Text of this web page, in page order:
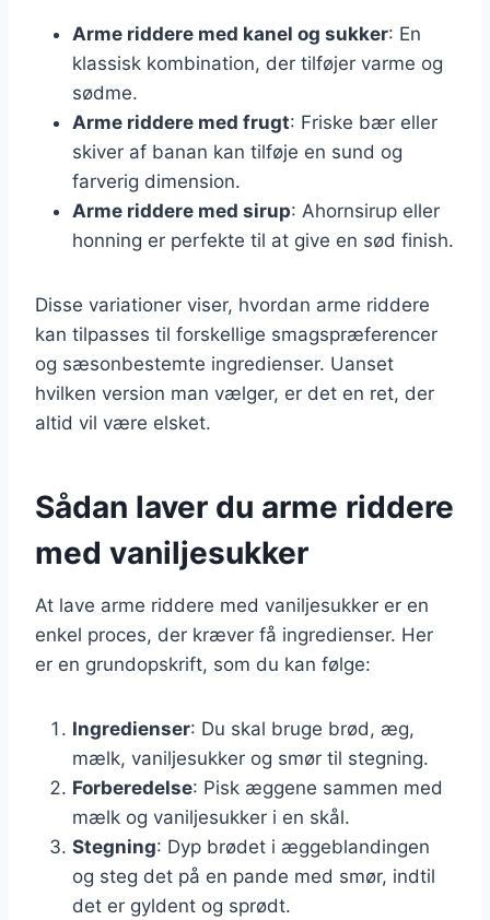
Arme riddere med kanel og sukker: En
klassisk kombination, der tilføjer varme og
sødme.
Arme riddere med frugt: Friske bær eller
skiver af banan kan tilføje en sund og
farverig dimension.
Arme riddere med sirup: Ahornsirup eller
honning er perfekte til at give en sød finish.
Disse variationer viser, hvordan arme riddere
kan tilpasses til forskellige smagspræferencer
og sæsonbestemte ingredienser. Uanset
hvilken version man vælger, er det en ret, der
altid vil være elsket.
Sådan laver du arme riddere
med vaniljesukker
At lave arme riddere med vaniljesukker er en
enkel proces, der kræver få ingredienser. Her
er en grundopskrift, som du kan følge:
Ingredienser: Du skal bruge brød, æg,
mælk, vaniljesukker og smør til stegning.
Forberedelse: Pisk æggene sammen med
mælk og vaniljesukker i en skål.
Stegning: Dyp brødet i æggeblandingen
og steg det på en pande med smør, indtil
det er gyldent og sprødt.